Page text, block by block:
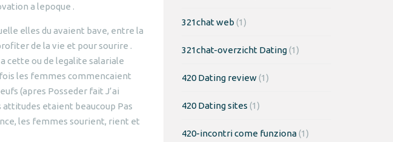
a lepoque .
elles du avaient bave, entre la
de la vie et pour sourire .
cette ou de legalite salariale
les femmes commencaient
(apres Posseder fait J’ai
attitudes etaient beaucoup Pas
les femmes sourient, rient et
321chat web (1)
321chat-overzicht Dating(1)
420 Dating review(1)
420 Dating sites (1)
420-incontri come funziona(1)